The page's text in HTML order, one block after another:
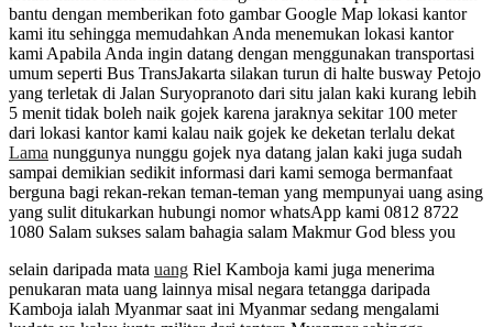
bantu dengan memberikan foto gambar Google Map lokasi kantor
kami itu sehingga memudahkan Anda menemukan lokasi kantor
kami Apabila Anda ingin datang dengan menggunakan transportasi
umum seperti Bus TransJakarta silakan turun di halte busway Petojo
yang terletak di Jalan Suryopranoto dari situ jalan kaki kurang lebih
5 menit tidak boleh naik gojek karena jaraknya sekitar 100 meter
dari lokasi kantor kami kalau naik gojek ke deketan terlalu dekat
Lama nunggunya nunggu gojek nya datang jalan kaki juga sudah
sampai demikian sedikit informasi dari kami semoga bermanfaat
berguna bagi rekan-rekan teman-teman yang mempunyai uang asing
yang sulit ditukarkan hubungi nomor whatsApp kami 0812 8722
1080 Salam sukses salam bahagia salam Makmur God bless you
selain daripada mata uang Riel Kamboja kami juga menerima
penukaran mata uang lainnya misal negara tetangga daripada
Kamboja ialah Myanmar saat ini Myanmar sedang mengalami